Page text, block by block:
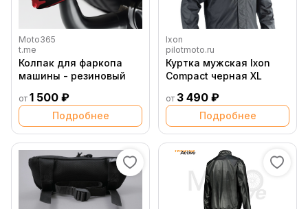
Moto365
t.me
Колпак для фаркопа
машины - резиновый
от 1 500 ₽
Подробнее
Ixon
pilotmoto.ru
Куртка мужская Ixon
Compact черная XL
от 3 490 ₽
Подробнее